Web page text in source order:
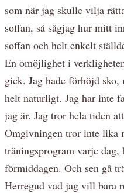
som när jag skulle vilja
soffan, så sågjag hur mitt
soffan och helt enkelt
En omöjlighet i
gick. Jag hade förhöjd
helt naturligt. Jag har inte
jag är. Jag tror hela tiden
Omgivningen tror inte lika
träningsprogram varje dag,
förmiddagen. Och sen gå
Herregud vad jag vill bara